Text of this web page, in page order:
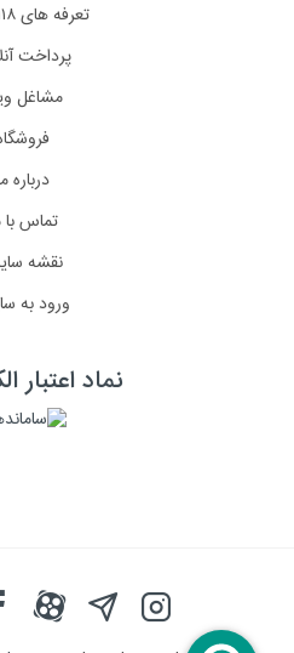
تعرفه های ۱۱۸ ایران
پرداخت
مشاغل
فروشگاه
درباره ما
تماس با
نقشه
ورود به
نماد اعتبار